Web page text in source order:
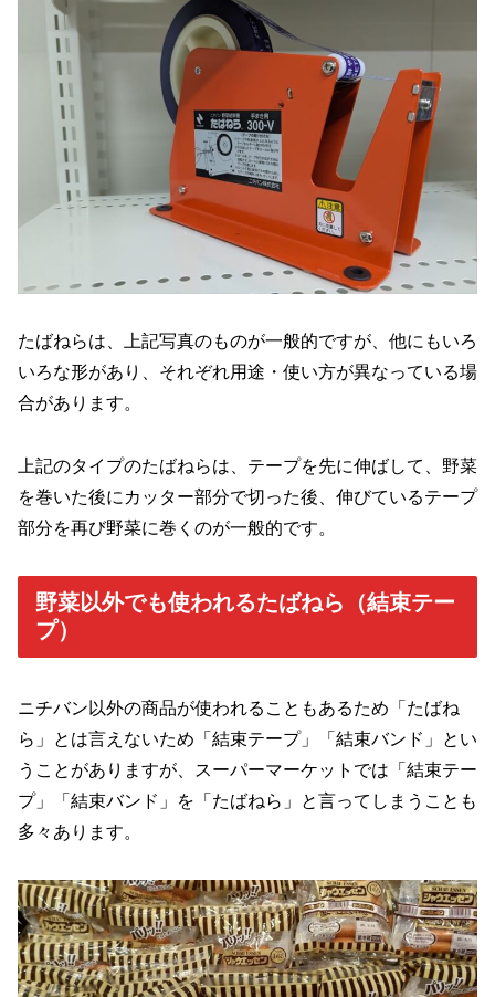
たばねらは、上記写真のものが一般的ですが、他にもいろ
いろな形があり、それぞれ用途・使い方が異なっている場
合があります。
上記のタイプのたばねらは、テープを先に伸ばして、野菜
を巻いた後にカッター部分で切った後、伸びているテープ
部分を再び野菜に巻くのが一般的です。
野菜以外でも使われるたばねら（結束テー
プ）
ニチバン以外の商品が使われることもあるため「たばね
ら」とは言えないため「結束テープ」「結束バンド」とい
うことがありますが、スーパーマーケットでは「結束テー
プ」「結束バンド」を「たばねら」と言ってしまうことも
多々あります。